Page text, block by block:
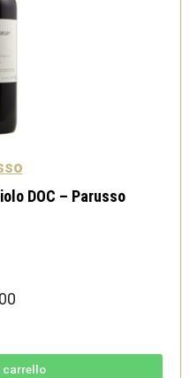
DOC – Parusso
carrello